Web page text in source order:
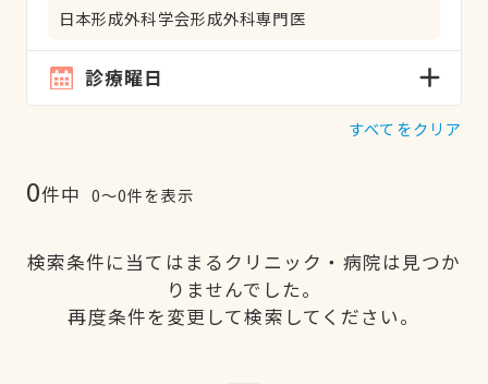
日本形成外科学会形成外科専門医
診療曜日
すべてをクリア
0件中 0〜0件を表示
検索条件に当てはまるクリニック・病院は見つか
りませんでした。
再度条件を変更して検索してください。